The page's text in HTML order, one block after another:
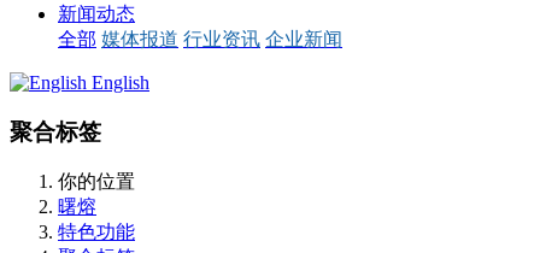
新闻动态
全部 媒体报道 行业资讯 企业新闻
English
聚合标签
你的位置
曙熔
特色功能